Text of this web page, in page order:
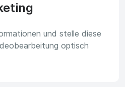
und stelle diese
optisch